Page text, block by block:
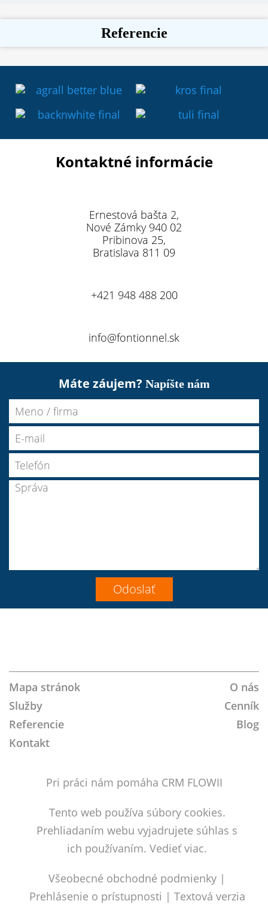
Referencie
Kontaktné informácie
Ernestová bašta 2,
Nové Zámky 940 02
Pribinova 25,
Bratislava 811 09
+421 948 488 200
info@fontionnel.sk
Máte záujem? Napíšte nám
on
Google+!
on
Twitter!
on
Mapa stránok
O nás
Služby
Cenník
Referencie
Blog
Kontakt
Pri práci nám pomáha CRM FLOWII
Tento web používa súbory cookies.
Prehliadaním webu vyjadrujete súhlas s
ich používaním. Vedieť viac.
Všeobecné obchodné podmienky |
Prehlásenie o prístupnosti | Textová verzia